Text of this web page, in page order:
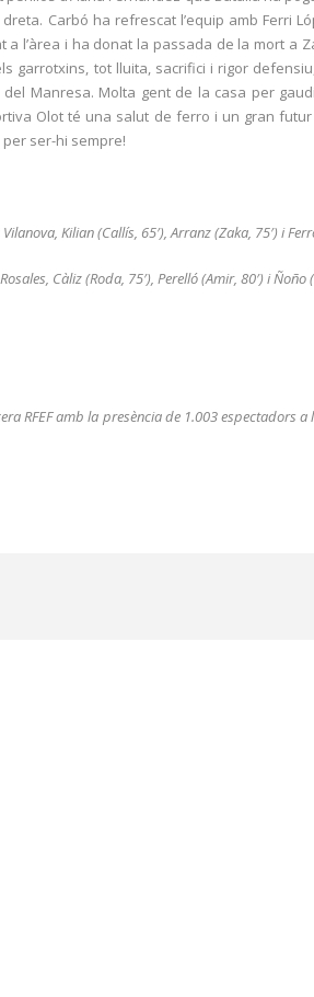
Carbó ha refrescat l’equip amb Ferri
l’àrea i ha donat la passada de la mort a
garrotxins, tot lluita, sacrifici i rigor
Manresa. Molta gent de la casa per
Olot té una salut de ferro i un gran
ser-hi sempre!
Kilian (Callís, 65′), Arranz (Zaka, 75′) i
Càliz (Roda, 75′), Perelló (Amir, 80′) i Ñoño
amb la presència de 1.003 espectadors